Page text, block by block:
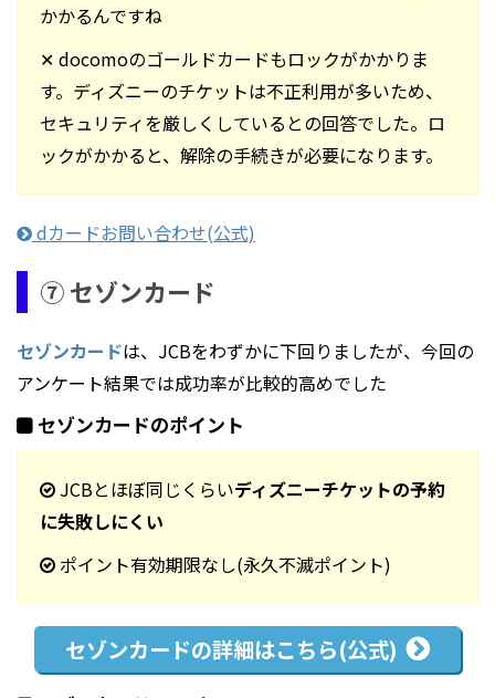
かかるんですね
✕ docomoのゴールドカードもロックがかかりま
す。ディズニーのチケットは不正利用が多いため、
セキュリティを厳しくしているとの回答でした。ロ
ックがかかると、解除の手続きが必要になります。
dカードお問い合わせ(公式)
⑦ セゾンカード
セゾンカードは、JCBをわずかに下回りましたが、今回の
アンケート結果では成功率が比較的高めでした
セゾンカードのポイント
JCBとほぼ同じくらいディズニーチケットの予約
に失敗しにくい
ポイント有効期限なし(永久不滅ポイント)
セゾンカードの詳細はこちら(公式)